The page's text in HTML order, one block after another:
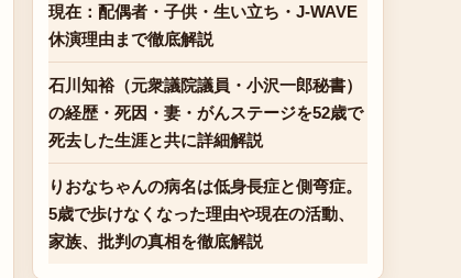
現在：配偶者・子供・生い立ち・J-WAVE
休演理由まで徹底解説
石川知裕（元衆議院議員・小沢一郎秘書）
の経歴・死因・妻・がんステージを52歳で
死去した生涯と共に詳細解説
りおなちゃんの病名は低身長症と側弯症。
5歳で歩けなくなった理由や現在の活動、
家族、批判の真相を徹底解説